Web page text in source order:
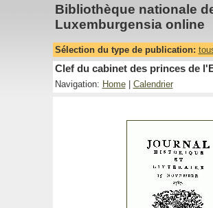
Bibliothèque nationale
Luxemburgensia online
Sélection du type de publication:
Clef du cabinet des princes de
Navigation: Home| Calendrier